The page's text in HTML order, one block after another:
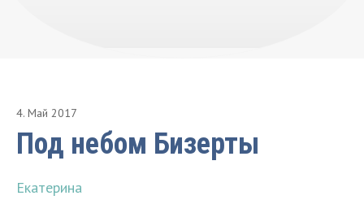
4. Май 2017
Под небом Бизерты
Екатерина